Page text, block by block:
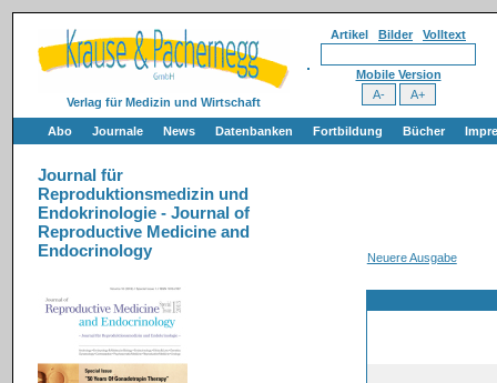
Verlag für Medizin und Wirtschaft
Artikel Bilder Volltext
Mobile Version
Abo Journale News Datenbanken Fortbildung Bücher
Journal für
Reproduktionsmedizin und
Endokrinologie - Journal of
Reproductive Medicine and
Endocrinology
Neuere Ausgabe